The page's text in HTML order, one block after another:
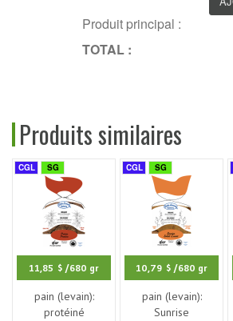
Produit principal :
TOTAL :
Produits similaires
CGL SG
11,85 $ /680 gr
pain (levain):
protéiné
CGL SG
10,79 $ /680 gr
pain (levain):
Sunrise